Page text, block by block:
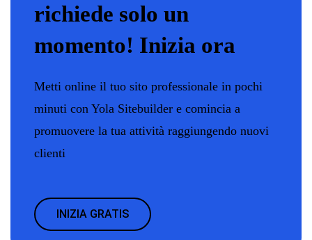
richiede solo un
momento! Inizia ora
Metti online il tuo sito professionale in pochi
minuti con Yola Sitebuilder e comincia a
promuovere la tua attività raggiungendo nuovi
clienti
INIZIA GRATIS